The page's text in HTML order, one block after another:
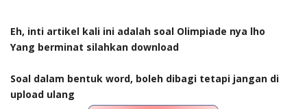
Eh, inti artikel kali ini adalah soal Olimpiade nya lho
Yang berminat silahkan download
Soal dalam bentuk word, boleh dibagi tetapi jangan di
upload ulang